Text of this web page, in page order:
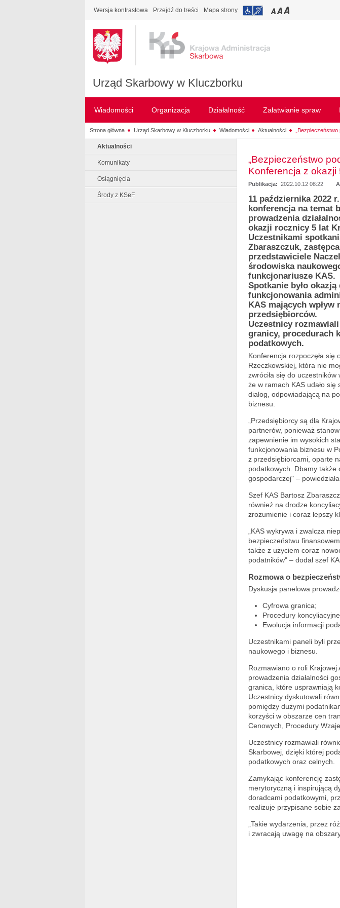
Wersja kontrastowa Przejdź do treści Mapa strony
Urząd Skarbowy w Kluczborku
Wiadomości Organizacja Działalność Załatwianie spraw
Strona główna Urząd Skarbowy w Kluczborku Wiadomości Aktualności
Aktualności
Komunikaty
Osiągnięcia
Środy z KSeF
„Bezpieczeństwo
Konferencja z okazji
Publikacja: 2022.10.12 08:22
11 października 2022
konferencja na temat
prowadzenia
okazji rocznicy 5 lat
Uczestnikami
Zbaraszczuk,
przedstawiciele
środowiska
funkcjonariusze KAS.
Spotkanie było
funkcjonowania
KAS mających wpływ
przedsiębiorców.
Uczestnicy
granicy, procedurach
podatkowych.
Konferencja rozpoczęła
Rzeczkowskiej, która nie
zwróciła się do uczestników
że w ramach KAS udało
dialog, odpowiadającą na
biznesu.
„Przedsiębiorcy są dla
partnerów, ponieważ
zapewnienie im wysokich
funkcjonowania biznesu w
z przedsiębiorcami, oparte
podatkowych. Dbamy
gospodarczej" –
Szef KAS Bartosz
również na drodze
zrozumienie i coraz lepszy
„KAS wykrywa i zwalcza
bezpieczeństwu
także z użyciem coraz
podatników" – dodał szef
Rozmowa o
Dyskusja panelowa
Cyfrowa granica;
Procedury
Ewolucja informacji
Uczestnikami paneli byli
naukowego i biznesu.
Rozmawiano o roli
prowadzenia działalności
granica, które usprawniają
Uczestnicy dyskutowali
pomiędzy dużymi
korzyści w obszarze cen
Cenowych, Procedury
Uczestnicy rozmawiali
Skarbowej, dzięki której
podatkowych oraz celnych.
Zamykając konferencję
merytoryczną i inspirującą
doradcami podatkowymi,
realizuje przypisane sobie
„Takie wydarzenia, przez
i zwracają uwagę na